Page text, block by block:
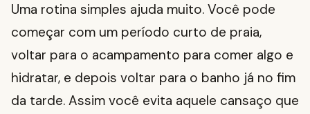
Uma rotina simples ajuda muito. Você pode
começar com um período curto de praia,
voltar para o acampamento para comer algo e
hidratar, e depois voltar para o banho já no fim
da tarde. Assim você evita aquele cansaço que